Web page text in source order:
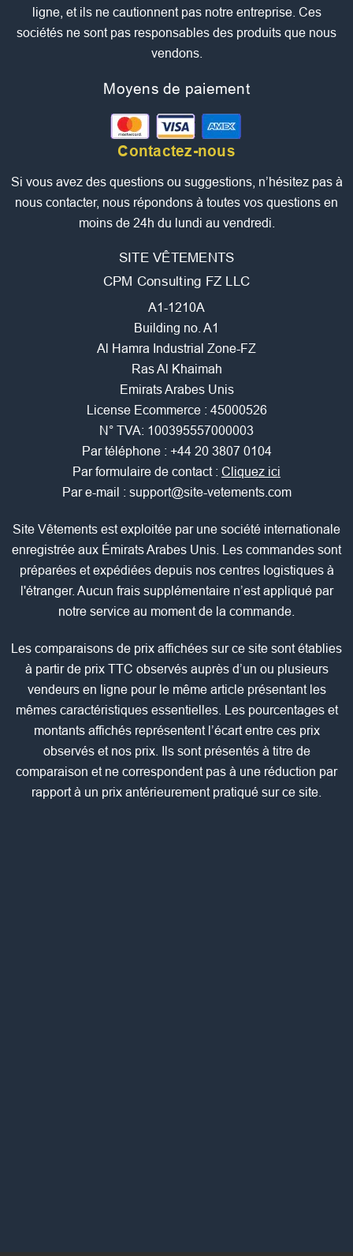
ligne, et ils ne cautionnent pas notre entreprise. Ces
sociétés ne sont pas responsables des produits que nous
vendons.
Moyens de paiement
Contactez-nous
Si vous avez des questions ou suggestions, n’hésitez pas à
nous contacter, nous répondons à toutes vos questions en
moins de 24h du lundi au vendredi.
SITE VÊTEMENTS
CPM Consulting FZ LLC
A1-1210A
Building no. A1
Al Hamra Industrial Zone-FZ
Ras Al Khaimah
Emirats Arabes Unis
License Ecommerce : 45000526
N° TVA: 100395557000003
Par téléphone : +44 20 3807 0104
Par formulaire de contact : Cliquez ici
Par e-mail : support@site-vetements.com
Site Vêtements est exploitée par une société internationale
enregistrée aux Émirats Arabes Unis. Les commandes sont
préparées et expédiées depuis nos centres logistiques à
l'étranger. Aucun frais supplémentaire n’est appliqué par
notre service au moment de la commande.
Les comparaisons de prix affichées sur ce site sont établies
à partir de prix TTC observés auprès d’un ou plusieurs
vendeurs en ligne pour le même article présentant les
mêmes caractéristiques essentielles. Les pourcentages et
montants affichés représentent l’écart entre ces prix
observés et nos prix. Ils sont présentés à titre de
comparaison et ne correspondent pas à une réduction par
rapport à un prix antérieurement pratiqué sur ce site.